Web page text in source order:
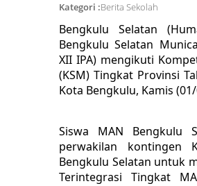
Kategori :Berita Sekolah
Bengkulu Selatan
Bengkulu Selatan
XII IPA) mengikuti
(KSM) Tingkat Provinsi
Kota Bengkulu, Kamis
Siswa MAN Bengkulu
perwakilan kontingen
Bengkulu Selatan untuk
Terintegrasi Tingkat